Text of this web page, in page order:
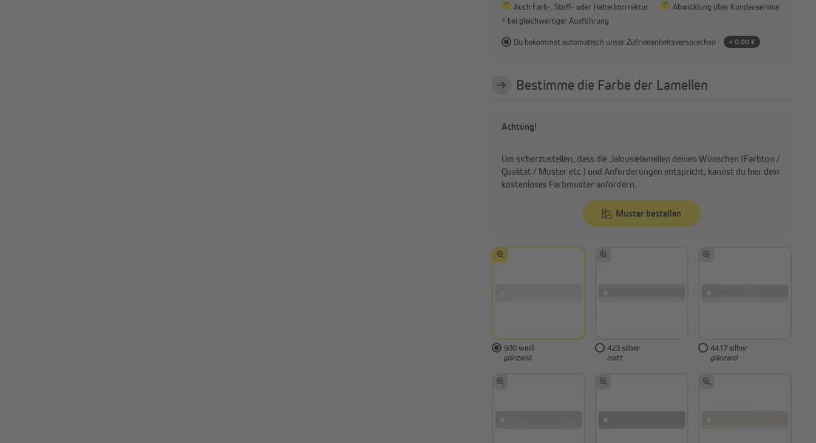
Auch Farb-, Stoff- oder Halterkorrrektur
Abwicklung über Kundenservice
* bei gleichwertiger Ausführung
Du bekommst automatisch unser Zufriedenheitsversprechen + 0,00 €
Bestimme die Farbe der Lamellen
Achtung!
Um sicherzustellen, dass die Jalousielamellen deinen Wünschen (Farbton /
Qualität / Muster etc.) und Anforderungen entspricht, kannst du hier dein
kostenloses Farbmuster anfordern.
Muster bestellen
900 weiß
glänzend
423 silber
matt
4417 silber
glänzend